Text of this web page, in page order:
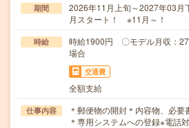
期間
2026年11月上旬～2027年03
月スタート！ ※11月～！
時給
時給1900円 〇モデル月収：
場合
交通費
全額支給
仕事内容
＊郵便物の開封＊内容物、必
＊専用システムへの登録※電話